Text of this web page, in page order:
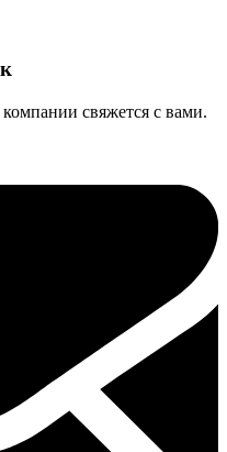
свяжется с вами.